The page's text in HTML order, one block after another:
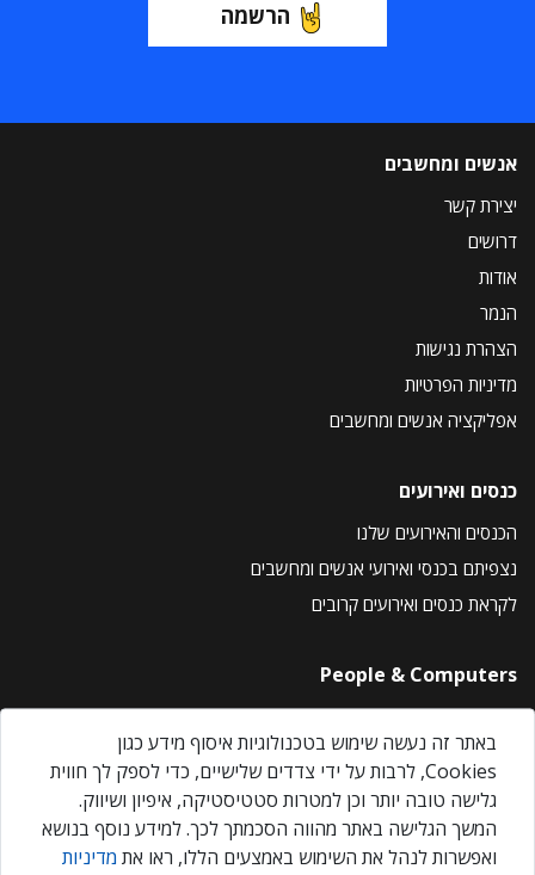
הרשמה
אנשים ומחשבים
יצירת קשר
דרושים
אודות
הנמר
הצהרת נגישות
מדיניות הפרטיות
אפליקציה אנשים ומחשבים
כנסים ואירועים
הכנסים והאירועים שלנו
נצפיתם בכנסי ואירועי אנשים ומחשבים
לקראת כנסים ואירועים קרובים
People & Computers
About Us
Privacy Policy
Contact Us
Our Events
באתר זה נעשה שימוש בטכנולוגיות איסוף מידע כגון
Cookies, לרבות על ידי צדדים שלישיים, כדי לספק לך חווית
גלישה טובה יותר וכן למטרות סטטיסטיקה, איפיון ושיווק.
המשך הגלישה באתר מהווה הסכמתך לכך. למידע נוסף בנושא
ואפשרות לנהל את השימוש באמצעים הללו, ראו את מדיניות